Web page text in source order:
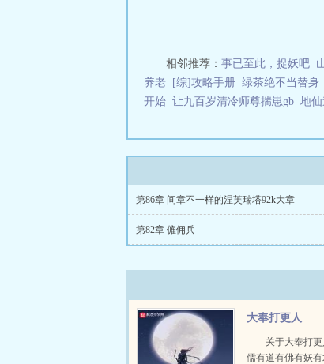
相邻推荐： 事已至此，捉妖吧
养老
[综]攻略手册 绿茶绝不当替身
开始 让九百岁清冷师尊揣崽gb 地
第86章 间章不一样的涅芙瑞塔92k大章
第82章 僱佣兵
大奉打更人
关于大奉打
儒有道有佛有妖